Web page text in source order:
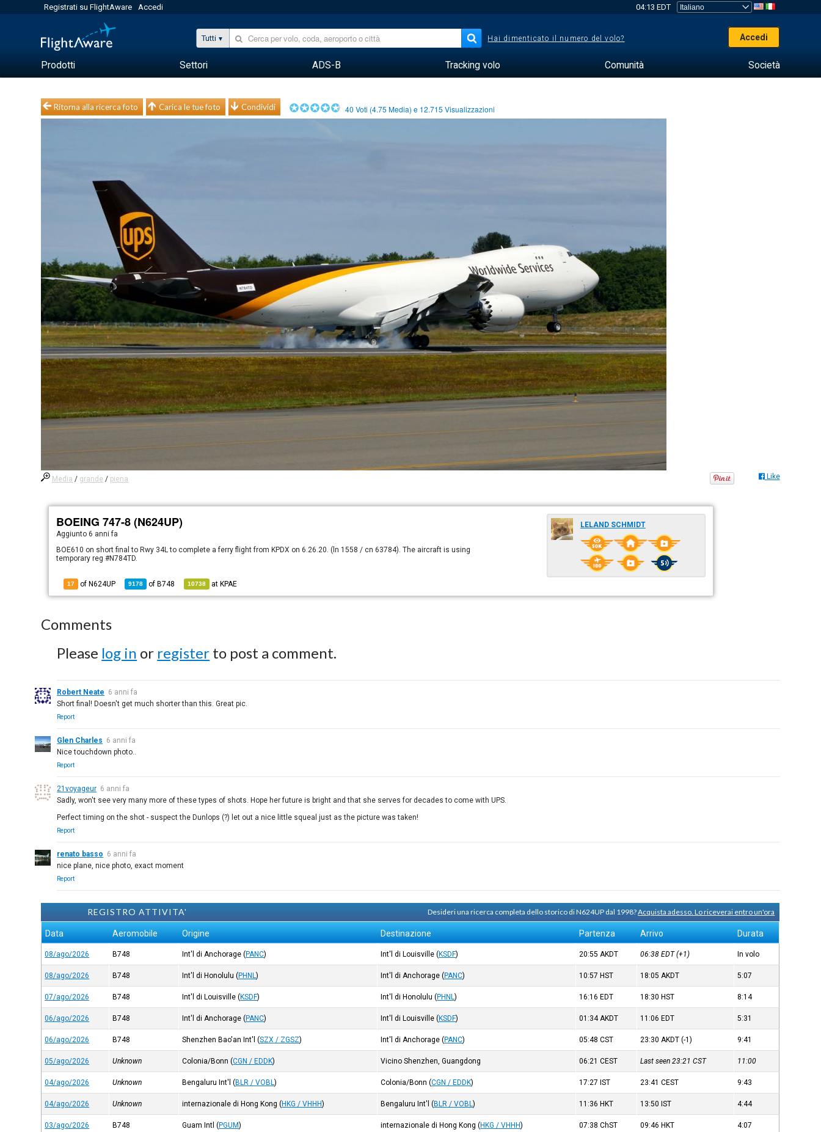
Registrati su FlightAware Accedi 04:13 EDT
Tutti Hai dimenticato il numero del volo? Accedi
Prodotti Settori ADS-B Tracking volo Comunità Società
Ritorna alla ricerca foto Carica le tue foto Condividi 40 Voti (4.75 Media) e 12.715 Visualizzazioni
Media / grande / piena Like
BOEING 747-8 (N624UP)
Aggiunto6 anni fa
BOE610 on short final to Rwy 34L to complete a ferry flight from KPDX on 6.26.20. (ln 1558 / cn 63784). The aircraft is using
temporary reg #N784TD.
17 of N624UP 9178 of B748 10738 at KPAE
LELAND SCHMIDT
Comments
Please log in or register to post a comment.
Robert Neate 6 anni fa
Short final! Doesn't get much shorter than this. Great pic.
Report
Glen Charles 6 anni fa
Nice touchdown photo..
Report
21voyageur 6 anni fa
Sadly, won't see very many more of these types of shots. Hope her future is bright and that she serves for decades to come with UPS.
Perfect timing on the shot - suspect the Dunlops (?) let out a nice little squeal just as the picture was taken!
Report
renato basso 6 anni fa
nice plane, nice photo, exact moment
Report
REGISTRO ATTIVITA' Desideri una ricerca completa dello storico di N624UP dal 1998?Acquista adesso. Lo riceverai entro un'ora
Data Aeromobile Origine Destinazione Partenza Arrivo Durata
08/ago/2026 B748 Int'l di Anchorage (PANC) Int'l di Louisville (KSDF) 20:55AKDT 06:38EDT(+1) In volo
08/ago/2026 B748 Int'l di Honolulu (PHNL) Int'l di Anchorage (PANC) 10:57 HST 18:05AKDT 5:07
07/ago/2026 B748 Int'l di Louisville (KSDF) Int'l di Honolulu (PHNL) 16:16 EDT 18:30 HST 8:14
06/ago/2026 B748 Int'l di Anchorage (PANC) Int'l di Louisville (KSDF) 01:34AKDT 11:06 EDT 5:31
06/ago/2026 B748 Shenzhen Bao'an Int'l (SZX / ZGSZ) Int'l di Anchorage (PANC) 05:48CST 23:30AKDT (-1) 9:41
05/ago/2026 Unknown Colonia/Bonn (CGN / EDDK) Vicino Shenzhen, Guangdong 06:21CEST Last seen 23:21CST 11:00
04/ago/2026 Unknown Bengaluru Int'l (BLR / VOBL) Colonia/Bonn (CGN / EDDK) 17:27 IST 23:41CEST 9:43
04/ago/2026 Unknown internazionale di Hong Kong (HKG / VHHH) Bengaluru Int'l (BLR / VOBL) 11:36 HKT 13:50 IST 4:44
03/ago/2026 B748 Guam Intl (PGUM) internazionale di Hong Kong (HKG / VHHH) 07:38ChST 09:46 HKT 4:07